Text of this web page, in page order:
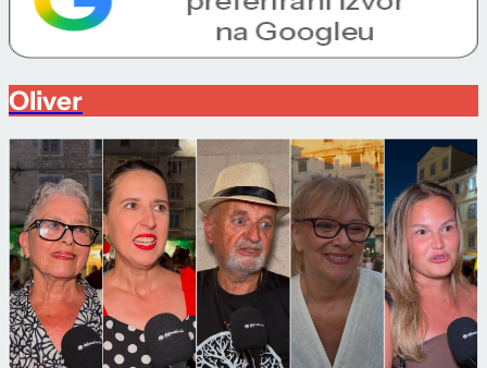
Oliver